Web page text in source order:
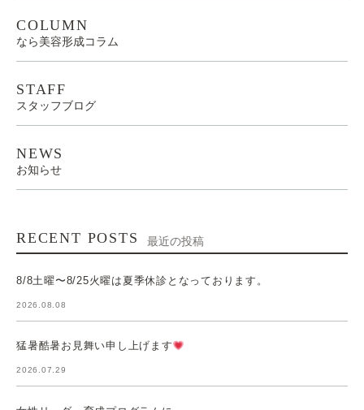
COLUMN
なら美容形成コラム
STAFF
スタッフブログ
NEWS
お知らせ
RECENT POSTS 最近の投稿
8/8土曜〜8/25火曜は夏季休診となっております。
2026.08.08
猛暑酷暑お見舞い申し上げます
2026.07.29